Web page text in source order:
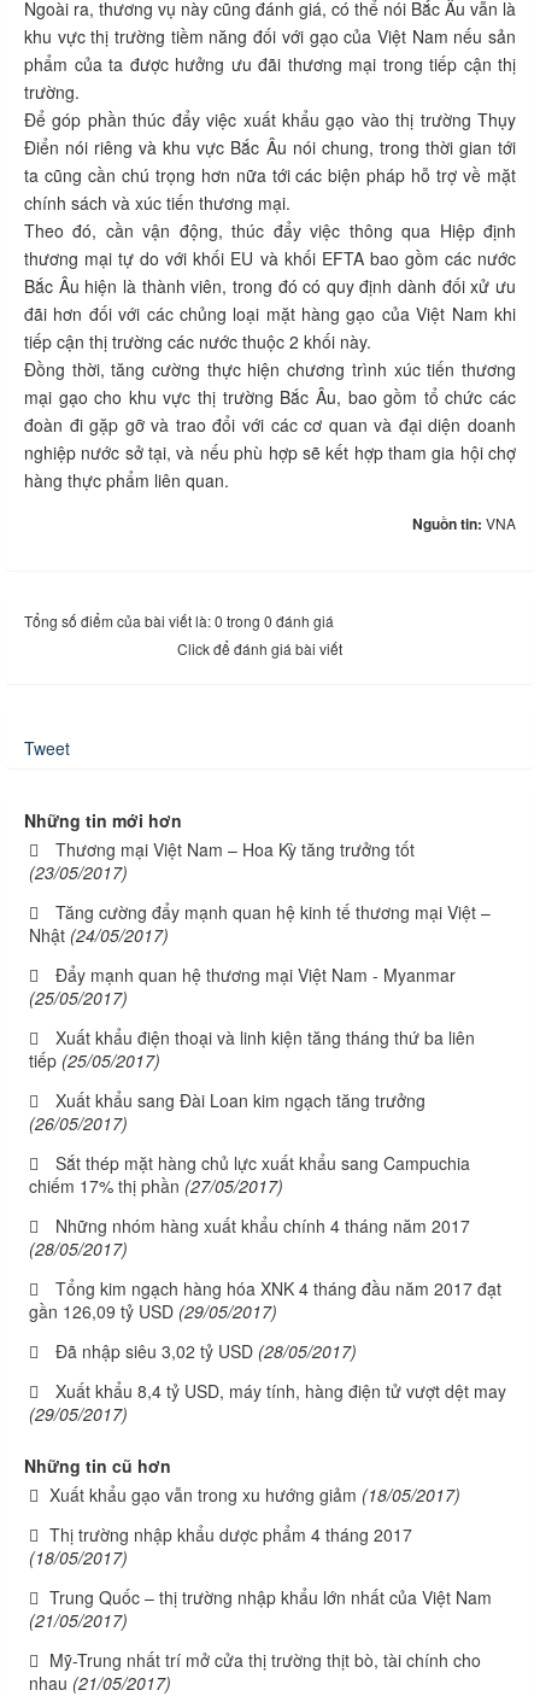
Ngoài ra, thương vụ này cũng đánh giá, có thể nói Bắc Âu vẫn là
khu vực thị trường tiềm năng đối với gạo của Việt Nam nếu sản
phẩm của ta được hưởng ưu đãi thương mại trong tiếp cận thị
trường.
Để góp phần thúc đẩy việc xuất khẩu gạo vào thị trường Thụy
Điển nói riêng và khu vực Bắc Âu nói chung, trong thời gian tới
ta cũng cần chú trọng hơn nữa tới các biện pháp hỗ trợ về mặt
chính sách và xúc tiến thương mại.
Theo đó, cần vận động, thúc đẩy việc thông qua Hiệp định
thương mại tự do với khối EU và khối EFTA bao gồm các nước
Bắc Âu hiện là thành viên, trong đó có quy định dành đối xử ưu
đãi hơn đối với các chủng loại mặt hàng gạo của Việt Nam khi
tiếp cận thị trường các nước thuộc 2 khối này.
Đồng thời, tăng cường thực hiện chương trình xúc tiến thương
mại gạo cho khu vực thị trường Bắc Âu, bao gồm tổ chức các
đoàn đi gặp gỡ và trao đổi với các cơ quan và đại diện doanh
nghiệp nước sở tại, và nếu phù hợp sẽ kết hợp tham gia hội chợ
hàng thực phẩm liên quan.
Nguồn tin: VNA
Tổng số điểm của bài viết là: 0 trong 0 đánh giá
Click để đánh giá bài viết
Tweet
Những tin mới hơn
Thương mại Việt Nam – Hoa Kỳ tăng trưởng tốt
(23/05/2017)
Tăng cường đẩy mạnh quan hệ kinh tế thương mại Việt –
Nhật (24/05/2017)
Đẩy mạnh quan hệ thương mại Việt Nam - Myanmar
(25/05/2017)
Xuất khẩu điện thoại và linh kiện tăng tháng thứ ba liên
tiếp (25/05/2017)
Xuất khẩu sang Đài Loan kim ngạch tăng trưởng
(26/05/2017)
Sắt thép mặt hàng chủ lực xuất khẩu sang Campuchia
chiếm 17% thị phần (27/05/2017)
Những nhóm hàng xuất khẩu chính 4 tháng năm 2017
(28/05/2017)
Tổng kim ngạch hàng hóa XNK 4 tháng đầu năm 2017 đạt
gần 126,09 tỷ USD (29/05/2017)
Đã nhập siêu 3,02 tỷ USD (28/05/2017)
Xuất khẩu 8,4 tỷ USD, máy tính, hàng điện tử vượt dệt may
(29/05/2017)
Những tin cũ hơn
Xuất khẩu gạo vẫn trong xu hướng giảm (18/05/2017)
Thị trường nhập khẩu dược phẩm 4 tháng 2017
(18/05/2017)
Trung Quốc – thị trường nhập khẩu lớn nhất của Việt Nam
(21/05/2017)
Mỹ-Trung nhất trí mở cửa thị trường thịt bò, tài chính cho
nhau (21/05/2017)